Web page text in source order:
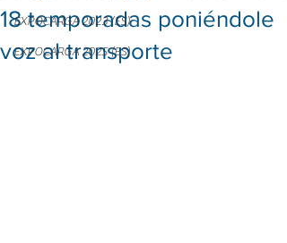
EXPOCARGA 2023 (ES)
EXPOCARGA 2025 (ES)
18 temporadas poniéndole
voz al transporte